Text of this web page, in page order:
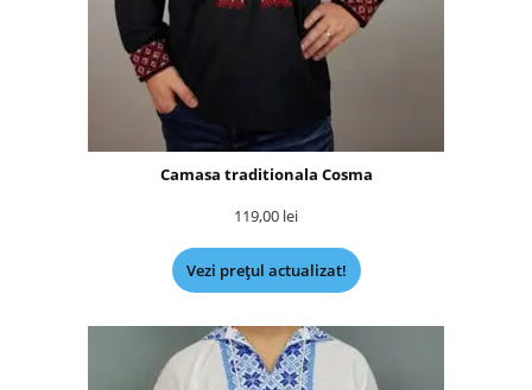
Camasa traditionala Cosma
119,00 lei
Vezi prețul actualizat!